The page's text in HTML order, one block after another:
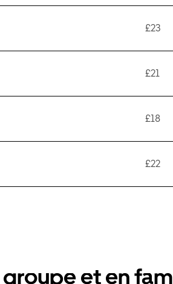
£23
£21
£18
£22
et en